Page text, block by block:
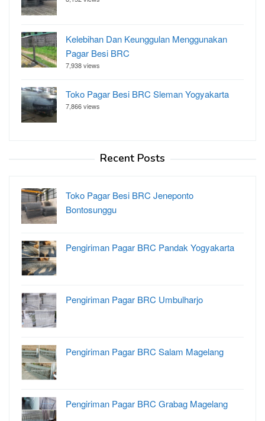
Kelebihan Dan Keunggulan Menggunakan
Pagar Besi BRC
7,938 views
Toko Pagar Besi BRC Sleman Yogyakarta
7,866 views
Recent Posts
Toko Pagar Besi BRC Jeneponto
Bontosunggu
Pengiriman Pagar BRC Pandak Yogyakarta
Pengiriman Pagar BRC Umbulharjo
Pengiriman Pagar BRC Salam Magelang
Pengiriman Pagar BRC Grabag Magelang